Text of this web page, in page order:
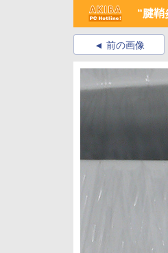
“腱鞘
前の画像